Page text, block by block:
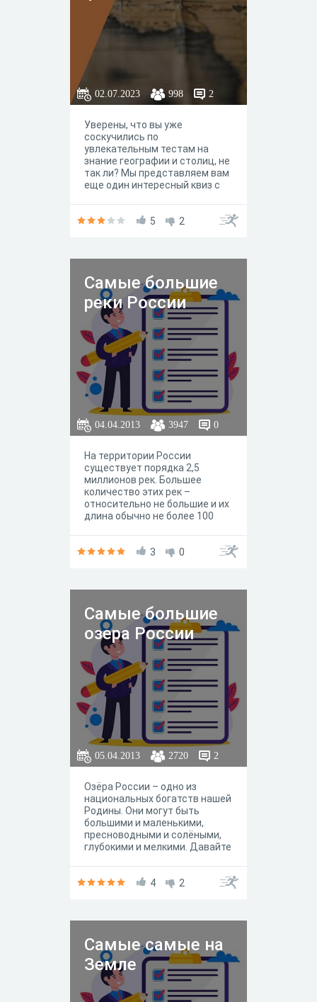
02.07.2023 998 2
Уверены, что вы уже
соскучились по
увлекательным тестам на
знание географии и столиц, не
так ли? Мы представляем вам
еще один интересный квиз с
заставят вас удивиться.
5 2
Самые большие
реки России
04.04.2013 3947 0
На территории России
существует порядка 2,5
миллионов рек. Большее
количество этих рек –
относительно не большие и их
длина обычно не более 100
поистине огромны и
3 0
Самые большие
озера России
05.04.2013 2720 2
Озёра России – одно из
национальных богатств нашей
Родины. Они могут быть
большими и маленькими,
пресноводными и солёными,
глубокими и мелкими. Давайте
почему и проверим, знаете ли
4 2
Самые самые на
Земле